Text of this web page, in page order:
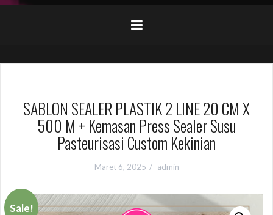
SABLON SEALER PLASTIK 2 LINE 20 CM X
500 M + Kemasan Press Sealer Susu
Pasteurisasi Custom Kekinian
Maret 6, 2025 admin
Sale!